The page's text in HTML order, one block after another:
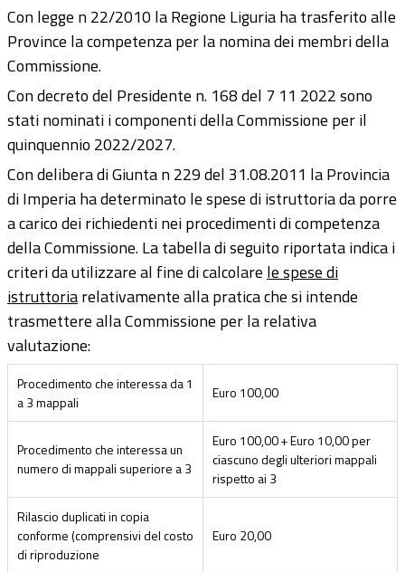
Con legge n 22/2010 la Regione Liguria ha trasferito alle
Province la competenza per la nomina dei membri della
Commissione.
Con decreto del Presidente n. 168 del 7 11 2022 sono
stati nominati i componenti della Commissione per il
quinquennio 2022/2027.
Con delibera di Giunta n 229 del 31.08.2011 la Provincia
di Imperia ha determinato le spese di istruttoria da porre
a carico dei richiedenti nei procedimenti di competenza
della Commissione. La tabella di seguito riportata indica i
criteri da utilizzare al fine di calcolare le spese di
istruttoriarelativamente alla pratica che si intende
trasmettere alla Commissione per la relativa
valutazione:
Procedimento che interessa da 1
a 3 mappali
Euro 100,00
Procedimento che interessa un
numero di mappali superiore a 3
Euro 100,00 + Euro 10,00 per
ciascuno degli ulteriori mappali
rispetto ai 3
Rilascio duplicati in copia
conforme (comprensivi del costo
di riproduzione
Euro 20,00